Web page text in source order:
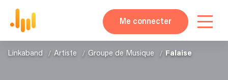
Me connecter
Linkaband Artiste Groupe de Musique Falaise